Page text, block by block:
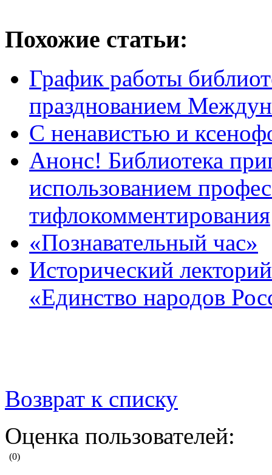
Похожие статьи:
График работы
празднованием
С ненавистью и
Анонс! Библиотека
использованием
тифлокомментирования
«Познавательный час»
Исторический
«Единство народов
Возврат к списку
Оценка пользователей:
(0)